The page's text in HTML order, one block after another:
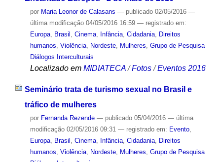
por Maria Leonor de Calasans — publicado02/05/2016 —
última modificação04/05/2016 16:59 — registrado em:
Europa, Brasil , Cinema, Infância, Cidadania, Direitos
humanos, Violência, Nordeste, Mulheres, Grupo de Pesquisa
Diálogos Interculturais
Localizado em MIDIATECA /Fotos /Eventos 2016
Seminário trata de turismo sexual no Brasil e
tráfico de mulheres
por Fernanda Rezende — publicado05/04/2016 — última
modificação02/05/2016 09:31 — registrado em: Evento,
Europa, Brasil , Cinema, Infância, Cidadania, Direitos
humanos, Violência, Nordeste, Mulheres, Grupo de Pesquisa